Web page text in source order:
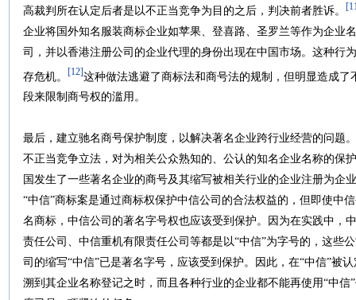
高裁判所在认定后者是以不正当竞争为目的之后，判决前者胜诉。
企业将国外知名服装商标企业如苹果、登喜路、圣罗兰等作为企业
司，并以香港注册公司的企业代理的身份出现在中国市场。这种行
存危机。 [12] 这种做法逃避了商标法和商号法的规制，但明显造成
段来限制商号权的滥用。
最后，建立驰名商号保护制度，以解决著名企业跨行业经营的问题
不正当竞争立法，对为相关公众熟知的、公认的知名企业名称的保
国发生了一些著名企业的商号及其缩写被相关行业的企业注册为企
“中信”商标案是通过商标权保护中信公司的合法权益的，但即使中
名商标，中信公司的著名字号权也应该受到保护。因为在实践中，
责任公司、中信重机有限责任公司等都是以“中信”为字号的，这些
司的缩写“中信”已是著名字号，应该受到保护。因此，在“中信”被
溯到其企业名称登记之时，而且各种行业的企业都不能再使用“中